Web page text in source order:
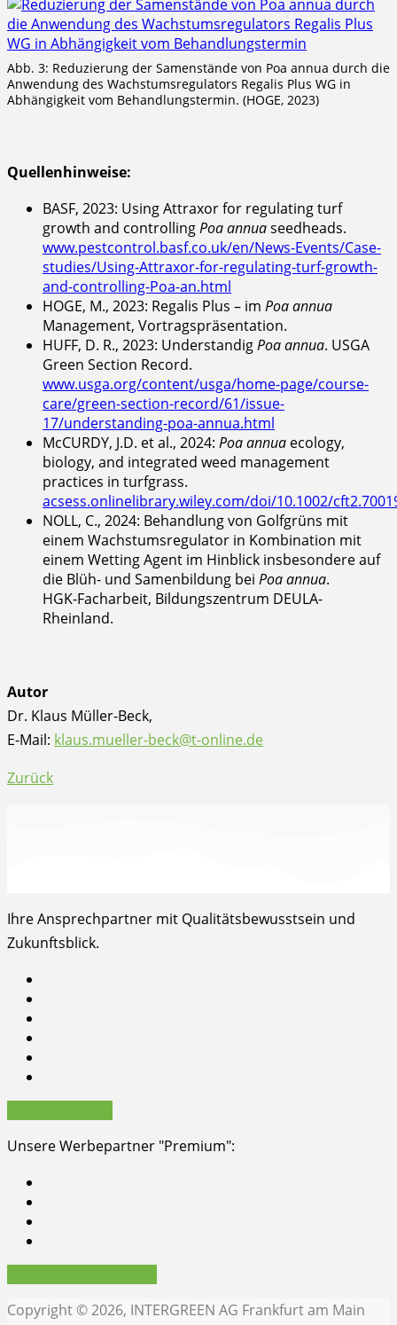
Abb. 3: Reduzierung der Samenstände von Poa annua durch die
Anwendung des Wachstumsregulators Regalis Plus WG in
Abhängigkeit vom Behandlungstermin. (HOGE, 2023)
Quellenhinweise:
BASF, 2023: Using Attraxor for regulating turf
growth and controllingPoa annuaseedheads.
www.pestcontrol.basf.co.uk/en/News-Events/Case-
studies/Using-Attraxor-for-regulating-turf-growth-
and-controlling-Poa-an.html
HOGE, M., 2023: Regalis Plus – im Poa annua
Management, Vortragspräsentation.
HUFF, D. R., 2023: UnderstandigPoa annua. USGA
Green Section Record.
www.usga.org/content/usga/home-page/course-
care/green-section-record/61/issue-
17/understanding-poa-annua.html
McCURDY, J.D. et al., 2024: Poa annua ecology,
biology, and integrated weed management
practices in turfgrass.
acsess.onlinelibrary.wiley.com/doi/10.1002/
NOLL, C., 2024: Behandlung von Golfgrüns mit
einem Wachstumsregulator in Kombination mit
einem Wetting Agent im Hinblick insbesondere auf
die Blüh- und Samenbildung bei Poa annua.
HGK-Facharbeit, Bildungszentrum DEULA-
Rheinland.
Autor
Dr. Klaus Müller-Beck,
E-Mail: klaus.mueller-beck@t-online.de
Zurück
Ihre Ansprechpartner mit Qualitätsbewusstsein und
Zukunftsblick.
Unsere Werbepartner "Premium":
Copyright © 2026, INTERGREEN AG Frankfurt am Main